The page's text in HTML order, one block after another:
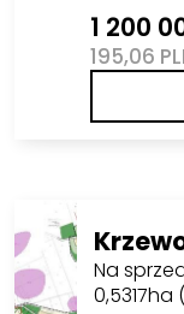
1 200
195,06
Na
0,5317ha